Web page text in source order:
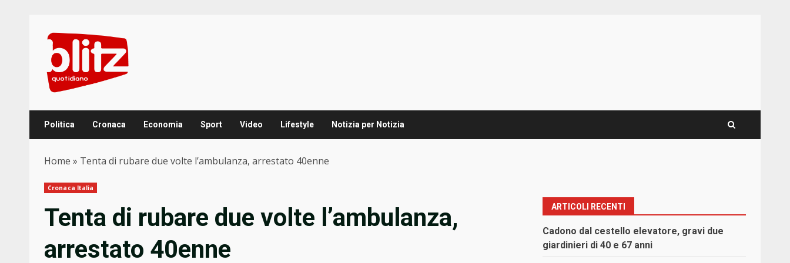
content
Politica Cronaca Economia Sport Video Lifestyle Notizia per Notizia
Home » Tenta di rubare due volte l’ambulanza, arrestato 40enne
Cronaca Italia
Tenta di rubare due volte l’ambulanza,
arrestato 40enne
ARTICOLI RECENTI
Cadono dal cestello elevatore, gravi due
giardinieri di 40 e 67 anni